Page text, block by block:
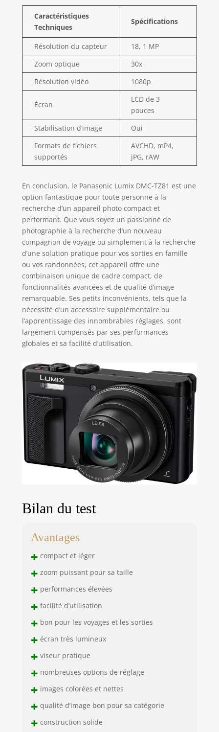
Caractéristiques
Techniques
Spécifications
Résolution du capteur
18, 1 MP
Zoom optique
30x
Résolution vidéo
1080p
Écran
LCD de 3
pouces
Stabilisation d’image
Oui
Formats de fichiers
supportés
AVCHD, mP4,
jPG, rAW
En conclusion, le Panasonic Lumix DMC-TZ81 est une
option fantastique pour toute personne à la
recherche d’un appareil photo compact et
performant. Que vous soyez un passionné de
photographie à la recherche d’un nouveau
compagnon de voyage ou simplement à la recherche
d’une solution pratique pour vos sorties en famille
ou vos randonnées, cet appareil offre une
combinaison unique de cadre compact, de
fonctionnalités avancées et de qualité d’image
remarquable. Ses petits inconvénients, tels que la
nécessité d’un accessoire supplémentaire ou
l’apprentissage des innombrables réglages, sont
largement compensés par ses performances
globales et sa facilité d’utilisation.
Bilan du test
Avantages
+ compact et léger
+ zoom puissant pour sa taille
+ performances élevées
+ facilité d’utilisation
+ bon pour les voyages et les sorties
+ écran très lumineux
+ viseur pratique
+ nombreuses options de réglage
+ images colorées et nettes
+ qualité d’image bon pour sa catégorie
+ construction solide